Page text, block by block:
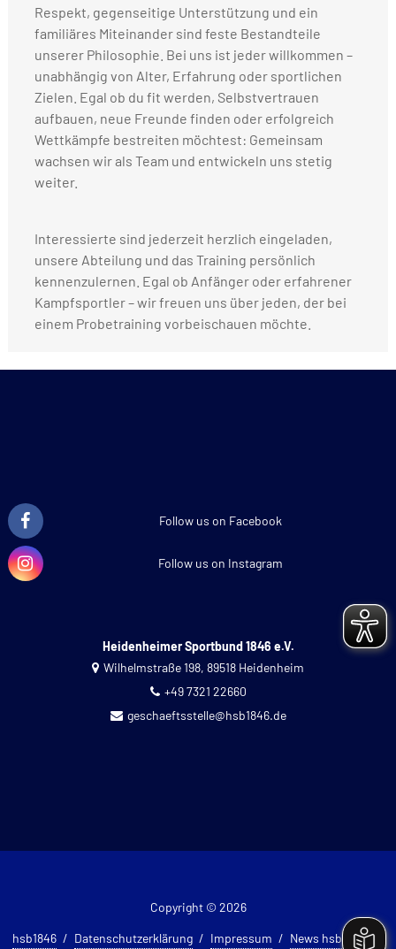
Respekt, gegenseitige Unterstützung und ein
familiäres Miteinander sind feste Bestandteile
unserer Philosophie. Bei uns ist jeder willkommen –
unabhängig von Alter, Erfahrung oder sportlichen
Zielen. Egal ob du fit werden, Selbstvertrauen
aufbauen, neue Freunde finden oder erfolgreich
Wettkämpfe bestreiten möchtest: Gemeinsam
wachsen wir als Team und entwickeln uns stetig
weiter.
Interessierte sind jederzeit herzlich eingeladen,
unsere Abteilung und das Training persönlich
kennenzulernen. Egal ob Anfänger oder erfahrener
Kampfsportler – wir freuen uns über jeden, der bei
einem Probetraining vorbeischauen möchte.
Follow us on Facebook
Follow us on Instagram
Heidenheimer Sportbund 1846 e.V.
Wilhelmstraße 198, 89518 Heidenheim
+49 7321 22660
geschaeftsstelle@hsb1846.de
Copyright © 2026
hsb1846 Datenschutzerklärung Impressum News hsb 1846